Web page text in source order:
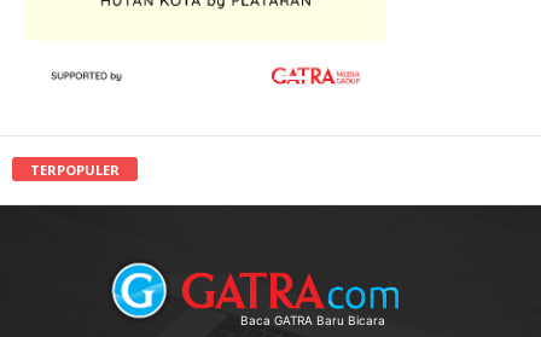
TERPOPULER
Baca GATRA Baru Bicara